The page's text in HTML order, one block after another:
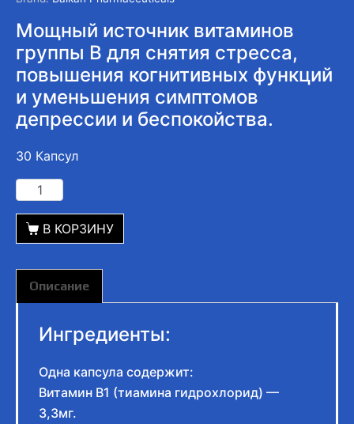
Мощный источник витаминов
группы B для снятия стресса,
повышения когнитивных функций
и уменьшения симптомов
депрессии и беспокойства.
30 Капсул
В КОРЗИНУ
Описание
Ингредиенты:
Одна капсула содержит:
Витамин B1 (тиамина гидрохлорид) —
3,3мг.